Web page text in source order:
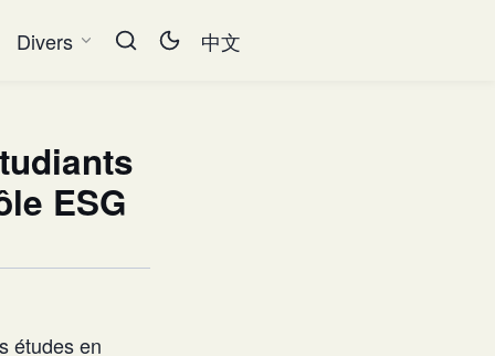
Divers 中文
ESG
études en